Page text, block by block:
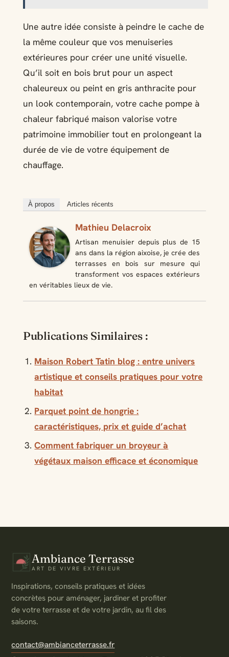
Une autre idée consiste à peindre le cache de
la même couleur que vos menuiseries
extérieures pour créer une unité visuelle.
Qu’il soit en bois brut pour un aspect
chaleureux ou peint en gris anthracite pour
un look contemporain, votre cache pompe à
chaleur fabriqué maison valorise votre
patrimoine immobilier tout en prolongeant la
durée de vie de votre équipement de
chauffage.
À propos Articles récents
Mathieu Delacroix
Artisan menuisier depuis plus de 15
ans dans la région aixoise, je crée des
terrasses en bois sur mesure qui
transforment vos espaces extérieurs
en véritables lieux de vie.
Publications Similaires :
Maison Robert Tatin blog : entre univers
artistique et conseils pratiques pour votre
habitat
Parquet point de hongrie :
caractéristiques, prix et guide d’achat
Comment fabriquer un broyeur à
végétaux maison efficace et économique
Ambiance Terrasse
ART DE VIVRE EXTÉRIEUR
Inspirations, conseils pratiques et idées
concrètes pour aménager, jardiner et profiter
de votre terrasse et de votre jardin, au fil des
saisons.
contact@ambianceterrasse.fr